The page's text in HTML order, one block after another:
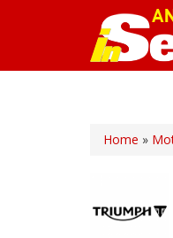
Home »